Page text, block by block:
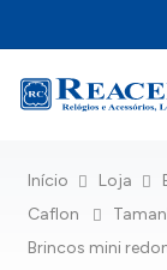
Início Loja
Caflon
Brincos mini